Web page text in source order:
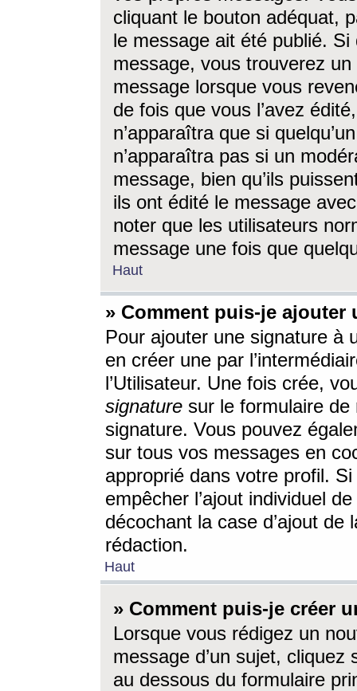
cliquant le bouton adéquat,
le message ait été publié. Si
message, vous trouverez
message lorsque vous
de fois que vous l’avez
n’apparaîtra que si
n’apparaîtra pas si un
message, bien qu’ils
ils ont édité le message
noter que les utilisateurs
message une fois que
Haut
» Comment puis-je ajouter
Pour ajouter une signature à
en créer une par
l’Utilisateur. Une fois crée,
signature sur le formulaire de
signature. Vous pouvez
sur tous vos messages en
approprié dans votre profil.
empêcher l’ajout individuel
décochant la case d’ajout
rédaction.
Haut
» Comment puis-je créer
Lorsque vous rédigez un
message d’un sujet, cliquez
au dessous du formulaire